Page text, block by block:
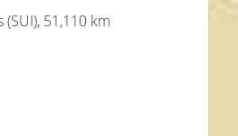
(SUI), 51,110 km